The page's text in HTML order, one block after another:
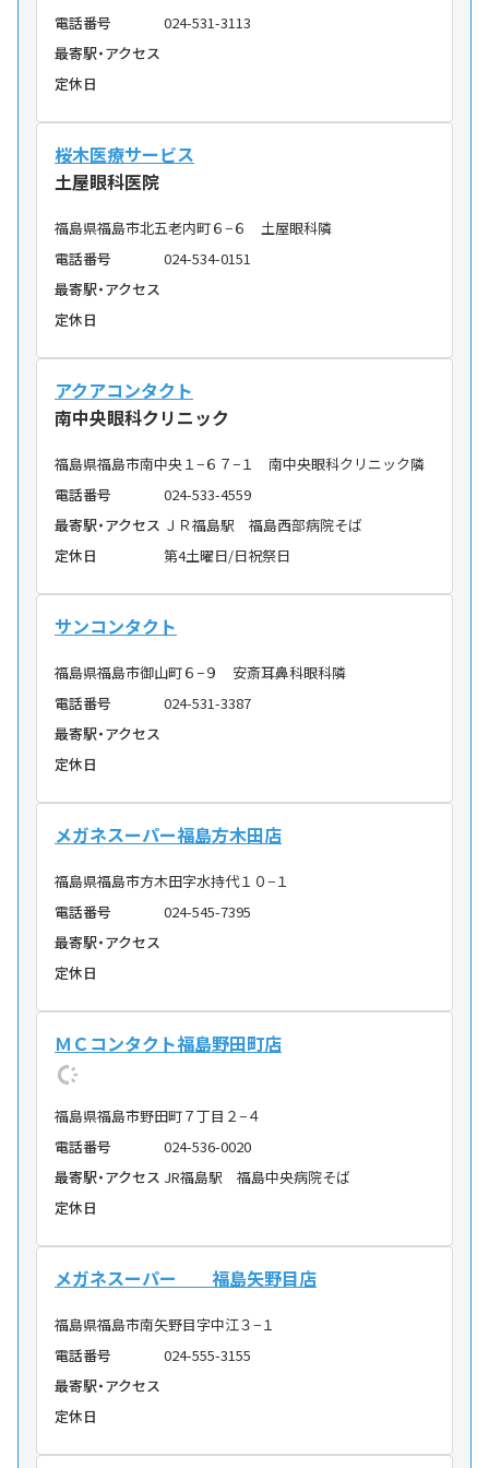
電話番号
024-531-3113
最寄駅・アクセス
定休日
桜木医療サービス
土屋眼科医院
福島県福島市北五老内町６−６ 土屋眼科隣
電話番号
024-534-0151
最寄駅・アクセス
定休日
アクアコンタクト
南中央眼科クリニック
福島県福島市南中央１−６７−１ 南中央眼科クリニック隣
電話番号
024-533-4559
最寄駅・アクセス ＪＲ福島駅 福島西部病院そば
定休日
第4土曜日/日祝祭日
サンコンタクト
福島県福島市御山町６−９ 安斎耳鼻科眼科隣
電話番号
024-531-3387
最寄駅・アクセス
定休日
メガネスーパー福島方木田店
福島県福島市方木田字水持代１０−１
電話番号
024-545-7395
最寄駅・アクセス
定休日
ＭＣコンタクト福島野田町店
福島県福島市野田町７丁目２−４
電話番号
024-536-0020
最寄駅・アクセス JR福島駅 福島中央病院そば
定休日
メガネスーパー 福島矢野目店
福島県福島市南矢野目字中江３−１
電話番号
024-555-3155
最寄駅・アクセス
定休日